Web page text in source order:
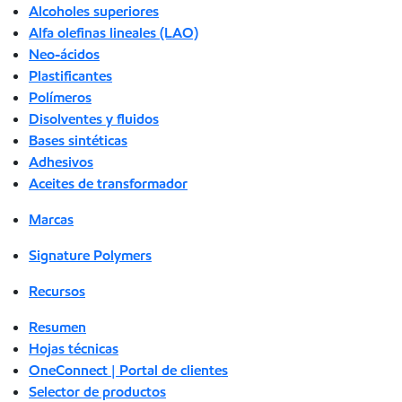
Alcoholes superiores
Alfa olefinas lineales (LAO)
Neo-ácidos
Plastificantes
Polímeros
Disolventes y fluidos
Bases sintéticas
Adhesivos
Aceites de transformador
Marcas
Signature Polymers
Recursos
Resumen
Hojas técnicas
OneConnect | Portal de clientes
Selector de productos